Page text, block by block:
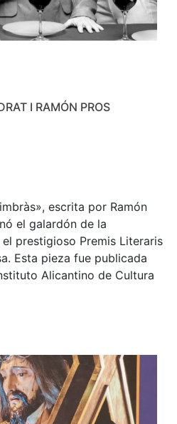
I RAMÓN PROS
, escrita por Ramón
el galardón de la
prestigioso Premis Literaris
. Esta pieza fue publicada
Alicantino de Cultura